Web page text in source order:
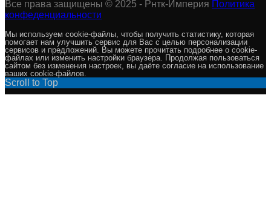
Все права защищены © 2025 - Рнтк-Империя Политика
конфеденциальности
Мы используем cookie-файлы, чтобы получить статистику, которая
помогает нам улучшить сервис для Вас с целью персонализации
сервисов и предложений. Вы можете прочитать подробнее о cookie-
файлах или изменить настройки браузера. Продолжая пользоваться
сайтом без изменения настроек, вы даёте согласие на использование
ваших cookie-файлов.
Scroll to Top